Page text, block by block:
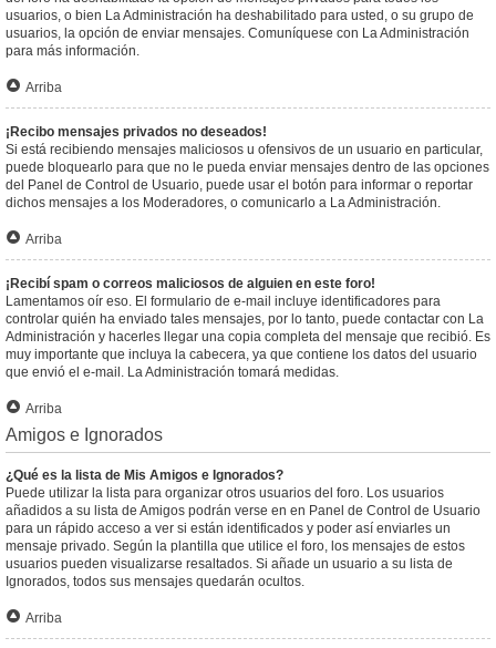
usuarios, o bien La Administración ha deshabilitado para usted, o su grupo de
usuarios, la opción de enviar mensajes. Comuníquese con La Administración
para más información.
Arriba
¡Recibo mensajes privados no deseados!
Si está recibiendo mensajes maliciosos u ofensivos de un usuario en particular,
puede bloquearlo para que no le pueda enviar mensajes dentro de las opciones
del Panel de Control de Usuario, puede usar el botón para informar o reportar
dichos mensajes a los Moderadores, o comunicarlo a La Administración.
Arriba
¡Recibí spam o correos maliciosos de alguien en este foro!
Lamentamos oír eso. El formulario de e-mail incluye identificadores para
controlar quién ha enviado tales mensajes, por lo tanto, puede contactar con La
Administración y hacerles llegar una copia completa del mensaje que recibió. Es
muy importante que incluya la cabecera, ya que contiene los datos del usuario
que envió el e-mail. La Administración tomará medidas.
Arriba
Amigos e Ignorados
¿Qué es la lista de Mis Amigos e Ignorados?
Puede utilizar la lista para organizar otros usuarios del foro. Los usuarios
añadidos a su lista de Amigos podrán verse en en Panel de Control de Usuario
para un rápido acceso a ver si están identificados y poder así enviarles un
mensaje privado. Según la plantilla que utilice el foro, los mensajes de estos
usuarios pueden visualizarse resaltados. Si añade un usuario a su lista de
Ignorados, todos sus mensajes quedarán ocultos.
Arriba